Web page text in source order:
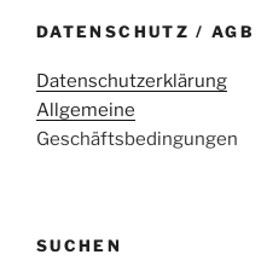
DATENSCHUTZ / AGB
Datenschutzerklärung
Allgemeine
Geschäftsbedingungen
SUCHEN